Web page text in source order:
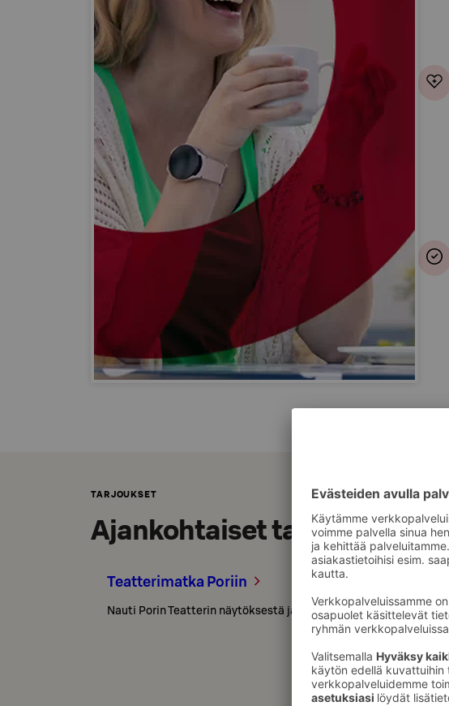
TARJOUKSET
Ajankohtaiset tarjoukset ja
Teatterimatka Poriin
Nauti Porin Teatterin näytöksestä ja hotelliyöstä Porin